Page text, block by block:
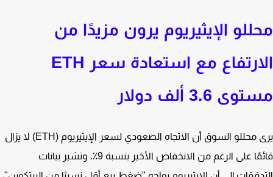
الإيثيريوم يرون مزيدًا من
الارتفاع مع استعادة سعر ETH
3.6 ألف دولار
يرى محللو السوق أن الاتجاه الصعودي لسعر الإيثيريوم (ETH) لا يزال
قائمًا على الرغم من الانخفاض الأخير بنسبة 9٪. وتشير بيانات